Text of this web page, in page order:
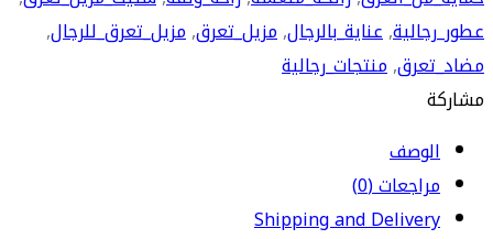
عطور_رجالية,عناية_بالرجال,مزيل_تعرق,مزيل_تعرق_للرجال,
مضاد_تعرق,منتجات_رجالية
مشاركة
الوصف
مراجعات (0)
Shipping and Delivery